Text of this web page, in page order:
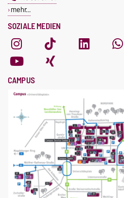
SOZIALE MEDIEN
mehr…
CAMPUS